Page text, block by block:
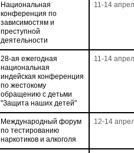
Национальная
конференция по
зависимостям и
преступной
деятельности
11-14
28-ая ежегодная
национальная
индейская конференция
по жестокому
обращению с детьми
"Защита наших детей"
11-14
Международный форум
по тестированию
наркотиков и алкоголя
12-14